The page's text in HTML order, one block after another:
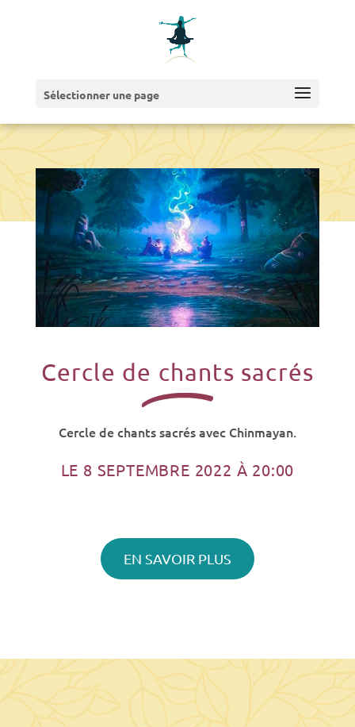
Sélectionner une page
Cercle de chants sacrés
Cercle de chants sacrés avec Chinmayan.
LE 8 SEPTEMBRE 2022 À 20:00
EN SAVOIR PLUS